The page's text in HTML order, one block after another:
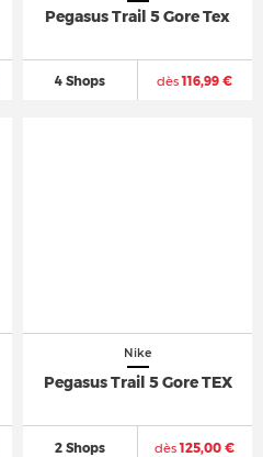
Pegasus Trail 5 Gore Tex
4 Shops dès116,99 €
Nike
Pegasus Trail 5 Gore TEX
2 Shops dès125,00 €